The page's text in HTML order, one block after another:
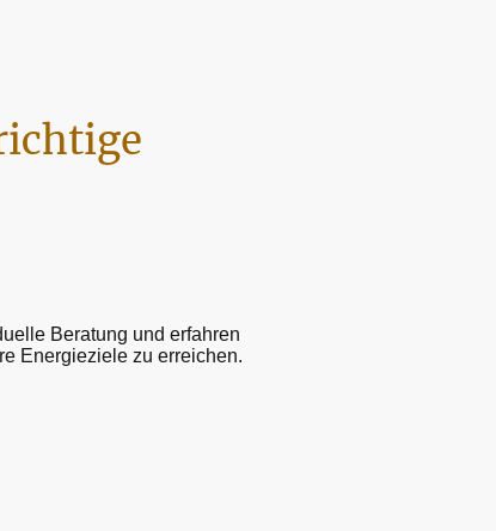
Beratung und erfahren
Energieziele zu erreichen.